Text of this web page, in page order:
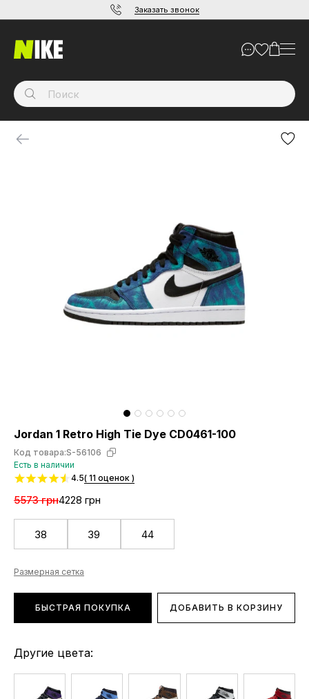
Заказать звонок
Jordan 1 Retro High Tie Dye CD0461-100
Код товара:S-56106
Есть в наличии
4.5( 11 оценок )
5573 грн4228 грн
38 39 44
Размерная сетка
БЫСТРАЯ ПОКУПКА ДОБАВИТЬ В КОРЗИНУ
Другие цвета: